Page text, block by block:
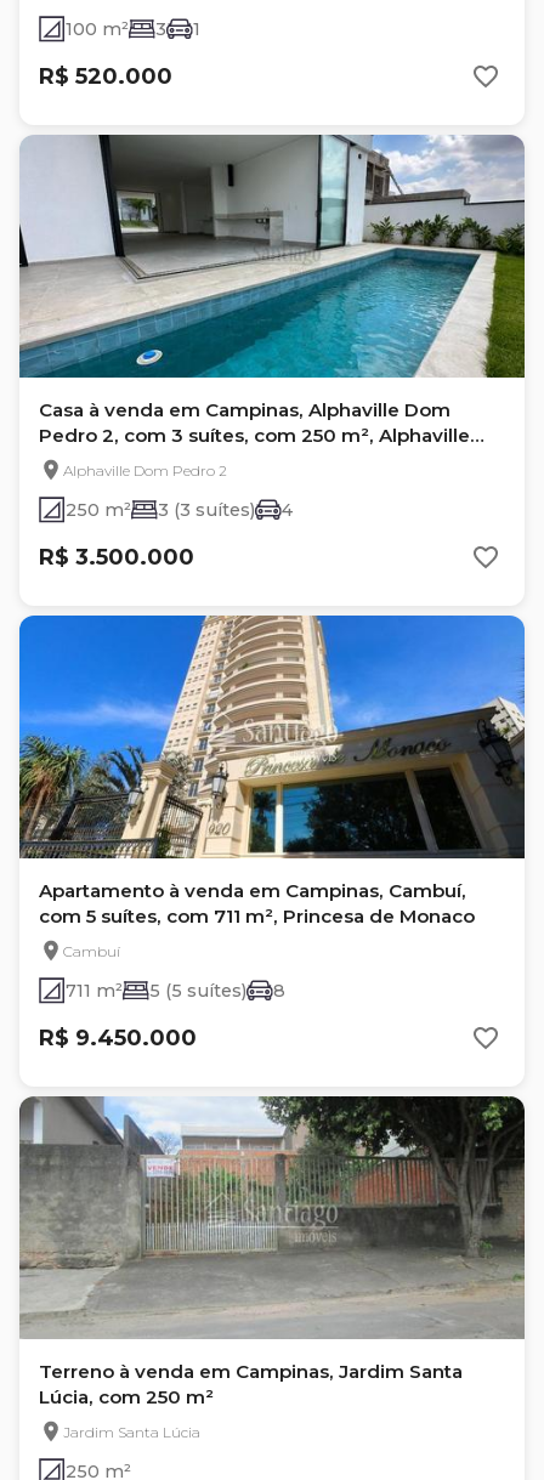
100 m² 3 1
R$ 520.000
Casa à venda em Campinas, Alphaville Dom
Pedro 2, com 3 suítes, com 250 m², Alphaville
Dom Pedro 2
Alphaville Dom Pedro 2
250 m² 3 (3 suítes) 4
R$ 3.500.000
Apartamento à venda em Campinas, Cambuí,
com 5 suítes, com 711 m², Princesa de Monaco
Cambuí
711 m² 5 (5 suítes) 8
R$ 9.450.000
Terreno à venda em Campinas, Jardim Santa
Lúcia, com 250 m²
Jardim Santa Lúcia
250 m²